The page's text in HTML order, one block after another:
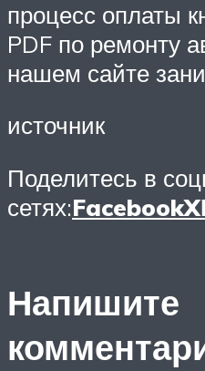
процесс оплаты
PDF по ремонту
нашем сайте
источник
Поделитесь в
сетях:FacebookX
Напишите